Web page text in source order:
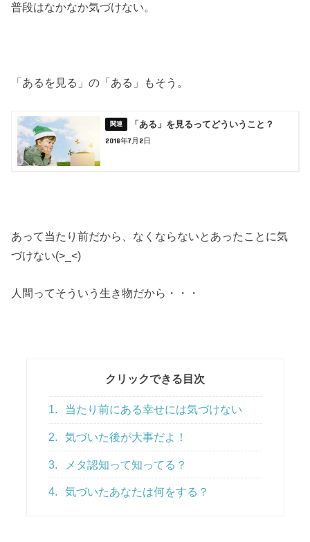
普段はなかなか気づけない。
「あるを見る」の「ある」もそう。
「ある」を見るってどういうこと？
2018年7月2日
あって当たり前だから、なくならないとあったことに気
づけない(>_<)
人間ってそういう生き物だから・・・
クリックできる目次
1. 当たり前にある幸せには気づけない
2. 気づいた後が大事だよ！
3. メタ認知って知ってる？
4. 気づいたあなたは何をする？